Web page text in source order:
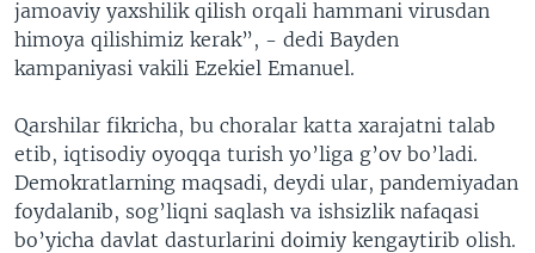
jamoaviy yaxshilik qilish orqali hammani virusdan
himoya qilishimiz kerak”, - dedi Bayden
kampaniyasi vakili Ezekiel Emanuel.
Qarshilar fikricha, bu choralar katta xarajatni talab
etib, iqtisodiy oyoqqa turish yo’liga g’ov bo’ladi.
Demokratlarning maqsadi, deydi ular, pandemiyadan
foydalanib, sog’liqni saqlash va ishsizlik nafaqasi
bo’yicha davlat dasturlarini doimiy kengaytirib olish.